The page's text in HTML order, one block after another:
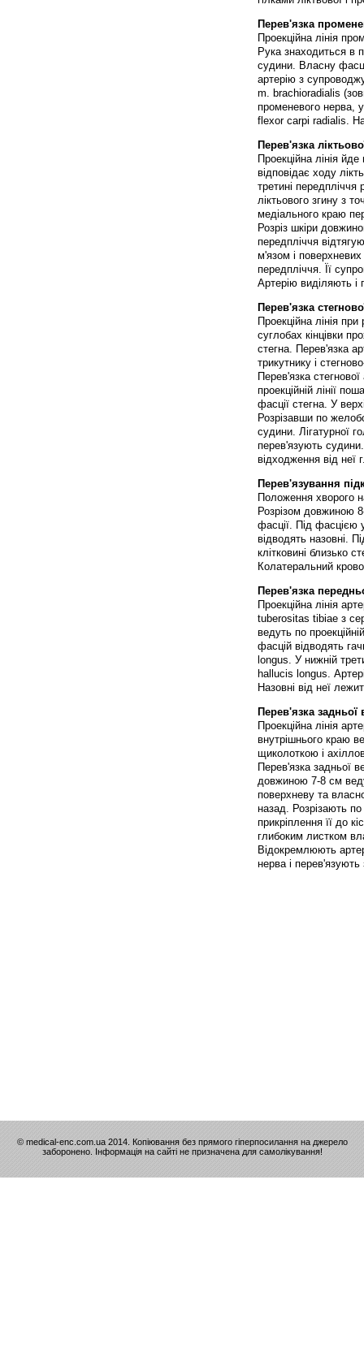
Перев'язка
Проекційна лінія
Рука знаходиться в
судини. Власну
артерію з
m. brachioradialis
променевого нерва,
flexor carpi radialis.
Перев'язка
Проекційна лінія
відповідає ходу
третині передпліччя
ліктьового згину з
медіального краю
Розріз шкіри
передпліччя
м'язом і поверхневих
передпліччя. Її
Артерію виділяють і
Перев'язка
Проекційна лінія
суглобах кінцівки
стегна. Перев'язка
трикутнику і
Перев'язка
проекційній лінії
фасції стегна. У
Розрізавши по
судини. Лігатурної
перев'язують судини.
відходження від неї
Перев'язування
Положення хворого
Розрізом довжиною
фасції. Під фасцією
відводять назовні.
клітковині близько
Колатеральний
Перев'язка
Проекційна лінія
tuberositas tibiae з
ведуть по
фасцій відводять
longus. У нижній
hallucis longus.
Назовні від неї
Перев'язка задньої
Проекційна лінія
внутрішнього краю
щиколоткою і
Перев'язка задньої
довжиною 7-8 см
поверхневу та
назад. Розрізають
прикріплення її до
глибоким листком
Відокремлюють
нерва і
© medical-enc.com.ua 2014. Копіювання без прямого гіперпосилання на джерело
заборонено. Інформація на сайті не призначена для самолікування!